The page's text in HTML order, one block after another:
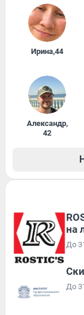
Ирина,44
Александр,
42
на
До
До